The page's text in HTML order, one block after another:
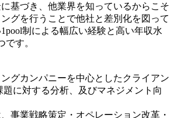
基づき、他業界を知っているからこそ
グを行うことで他社と差別化を図って
制による幅広い経験と高い年収水
です。
ングカンパニーを中心としたクライアン
題に対する分析、及びマネジメント向
事業戦略策定・オペレーション改革・